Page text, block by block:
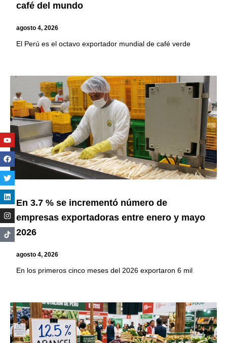
café del mundo
agosto 4, 2026
El Perú es el octavo exportador mundial de café verde
En 3.7 % se incrementó número de
empresas exportadoras entre enero y mayo
2026
agosto 4, 2026
En los primeros cinco meses del 2026 exportaron 6 mil
Youtube
Facebook
Twitter
Linkedin
Instagram